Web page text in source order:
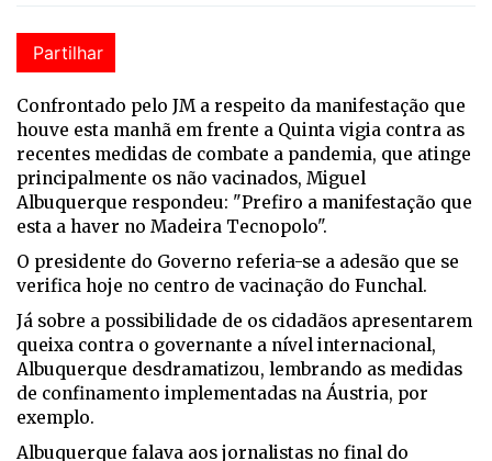
Partilhar
Confrontado pelo JM a respeito da manifestação que
houve esta manhã em frente a Quinta vigia contra as
recentes medidas de combate a pandemia, que atinge
principalmente os não vacinados, Miguel
Albuquerque respondeu: "Prefiro a manifestação que
esta a haver no Madeira Tecnopolo".
O presidente do Governo referia-se a adesão que se
verifica hoje no centro de vacinação do Funchal.
Já sobre a possibilidade de os cidadãos apresentarem
queixa contra o governante a nível internacional,
Albuquerque desdramatizou, lembrando as medidas
de confinamento implementadas na Áustria, por
exemplo.
Albuquerque falava aos jornalistas no final do